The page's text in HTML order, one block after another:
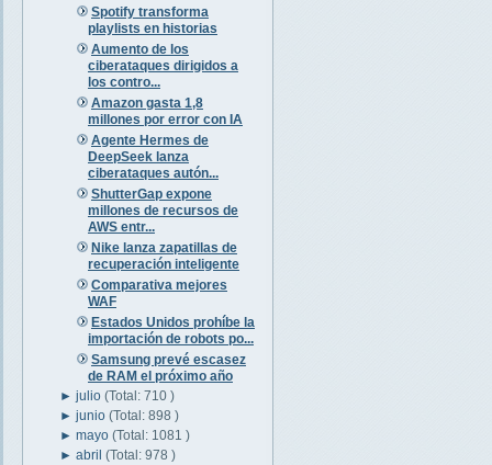
Spotify transforma
playlists en historias
Aumento de los
ciberataques dirigidos a
los contro...
Amazon gasta 1,8
millones por error con IA
Agente Hermes de
DeepSeek lanza
ciberataques autón...
ShutterGap expone
millones de recursos de
AWS entr...
Nike lanza zapatillas de
recuperación inteligente
Comparativa mejores
WAF
Estados Unidos prohíbe la
importación de robots po...
Samsung prevé escasez
de RAM el próximo año
►julio(Total: 710 )
►junio(Total: 898 )
►mayo(Total: 1081 )
►abril(Total: 978 )